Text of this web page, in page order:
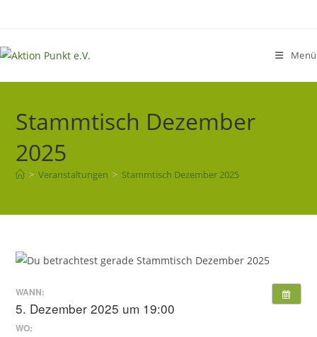
springen
Menü
Stammtisch Dezember
2025
> Veranstaltungen > Stammtisch Dezember 2025
WANN:
5. Dezember 2025 um 19:00
WO: